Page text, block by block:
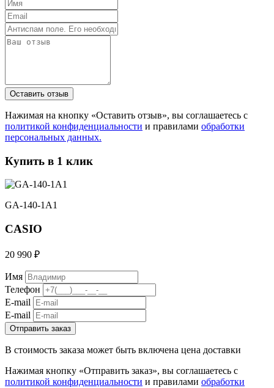
Нажимая на кнопку «Оставить отзыв», вы соглашаетесь с
политикой конфиденциальности и правилами обработки
персональных данных.
Купить в 1 клик
GA-140-1A1
CASIO
20 990 ₽
Имя
Телефон
E-mail
E-mail
Отправить заказ
В стоимость заказа может быть включена цена доставки
Нажимая кнопку «Отправить заказ», вы соглашаетесь с
политикой конфиденциальности и правилами обработки